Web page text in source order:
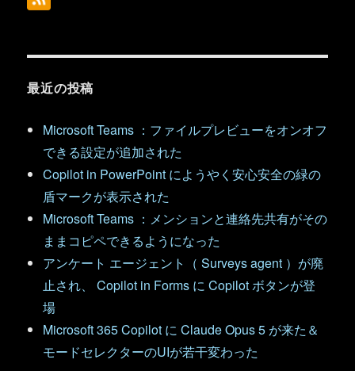
最近の投稿
Microsoft Teams ：ファイルプレビューをオンオフ
できる設定が追加された
Copilot in PowerPoint にようやく安心安全の緑の
盾マークが表示された
Microsoft Teams ：メンションと連絡先共有がその
ままコピペできるようになった
アンケート エージェント（ Surveys agent ）が廃
止され、 Copilot in Forms に Copilot ボタンが登
場
Microsoft 365 Copilot に Claude Opus 5 が来た＆
モードセレクターのUIが若干変わった